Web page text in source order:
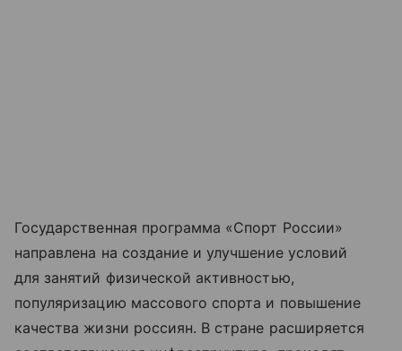
Государственная программа «Спорт России»
направлена на создание и улучшение условий
для занятий физической активностью,
популяризацию массового спорта и повышение
качества жизни россиян. В стране расширяется